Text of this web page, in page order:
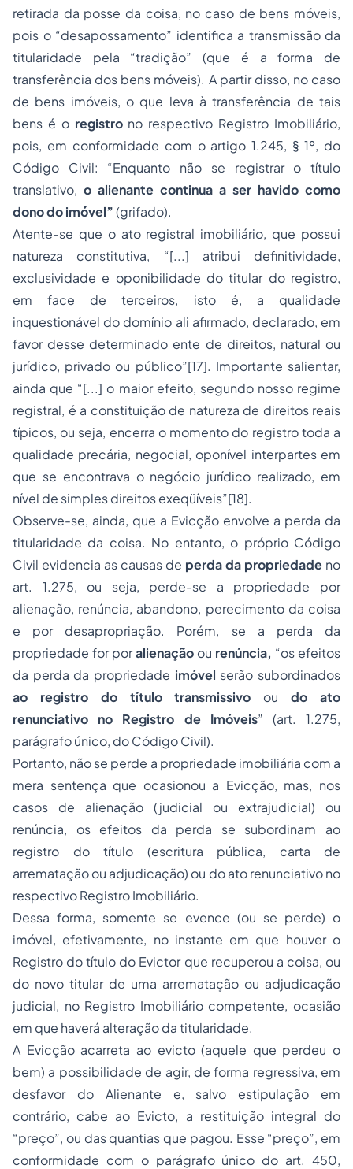
retirada da posse da coisa, no caso de bens móveis,
pois o “desapossamento” identifica a transmissão da
titularidade pela “tradição” (que é a forma de
transferência dos bens móveis). A partir disso, no caso
de bens imóveis, o que leva à transferência de tais
bens é o registrono respectivo Registro Imobiliário,
pois, em conformidade com o artigo 1.245, § 1º, do
Código Civil: “Enquanto não se registrar o título
translativo, o alienante continua a ser havido como
dono do imóvel”(grifado).
Atente-se que o ato registral imobiliário, que possui
natureza constitutiva, “[...] atribui definitividade,
exclusividade e oponibilidade do titular do registro,
em face de terceiros, isto é, a qualidade
inquestionável do domínio ali afirmado, declarado, em
favor desse determinado ente de direitos, natural ou
jurídico, privado ou público”[17]. Importante salientar,
ainda que “[...] o maior efeito, segundo nosso regime
registral, é a constituição de natureza de direitos reais
típicos, ou seja, encerra o momento do registro toda a
qualidade precária, negocial, oponível interpartes em
que se encontrava o negócio jurídico realizado, em
nível de simples direitos exeqüíveis”[18].
Observe-se, ainda, que a Evicção envolve a perda da
titularidade da coisa. No entanto, o próprio Código
Civil evidencia as causas de perda da propriedade no
art. 1.275, ou seja, perde-se a propriedade por
alienação, renúncia, abandono, perecimento da coisa
e por desapropriação. Porém, se a perda da
propriedade for poralienação ou renúncia, “os efeitos
da perda da propriedade imóvel serão subordinados
ao registro do título transmissivo oudo ato
renunciativo no Registro de Imóveis” (art. 1.275,
parágrafo único, do Código Civil).
Portanto, não se perde a propriedade imobiliária com a
mera sentença que ocasionou a Evicção, mas, nos
casos de alienação (judicial ou extrajudicial) ou
renúncia, os efeitos da perda se subordinam ao
registro do título (escritura pública, carta de
arrematação ou adjudicação) ou do ato renunciativo no
respectivo Registro Imobiliário.
Dessa forma, somente se evence (ou se perde) o
imóvel, efetivamente, no instante em que houver o
Registro do título do Evictor que recuperou a coisa, ou
do novo titular de uma arrematação ou adjudicação
judicial, no Registro Imobiliário competente, ocasião
em que haverá alteração da titularidade.
A Evicção acarreta ao evicto (aquele que perdeu o
bem) a possibilidade de agir, de forma regressiva, em
desfavor do Alienante e, salvo estipulação em
contrário, cabe ao Evicto, a restituição integral do
“preço”, ou das quantias que pagou. Esse “preço”, em
conformidade com o parágrafo único do art. 450,